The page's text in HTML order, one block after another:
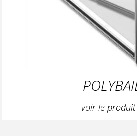
voir le produit